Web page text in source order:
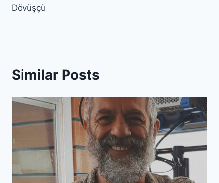
Dövüşçü
Similar Posts